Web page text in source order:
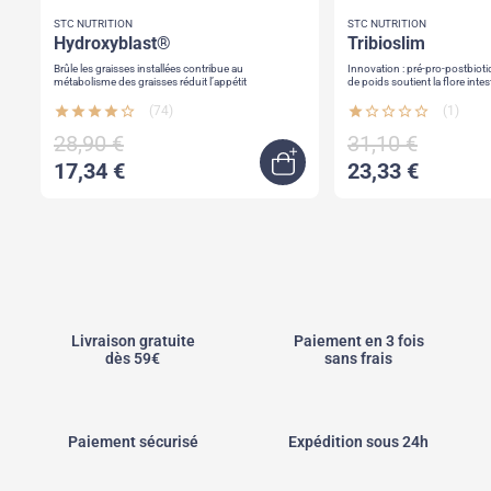
au panier
hydroxyblast®
STC NUTRITION
Brûle les graisses installées contribue au
métabolisme des graisses réduit l’appétit
star star star star star_border (74)
28,90 €
17,34 €
Ajouter au panier
tribioslim
STC NUTRITION
Innovation : pré-pro-postbiotiques favorise
de poids soutient la flore intestinale capte les
actifs
star star_border star_border star_border star_border (1)
31,10 €
23,33 €
Livraison gratuite
dès 59€
Paiement en 3 fois
sans frais
Paiement sécurisé Expédition sous 24h